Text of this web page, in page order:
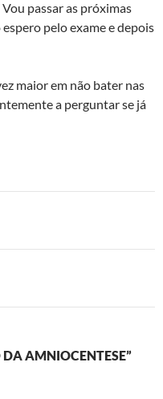
passar as próximas
pelo exame e depois
maior em não bater nas
a perguntar se já
AMNIOCENTESE”